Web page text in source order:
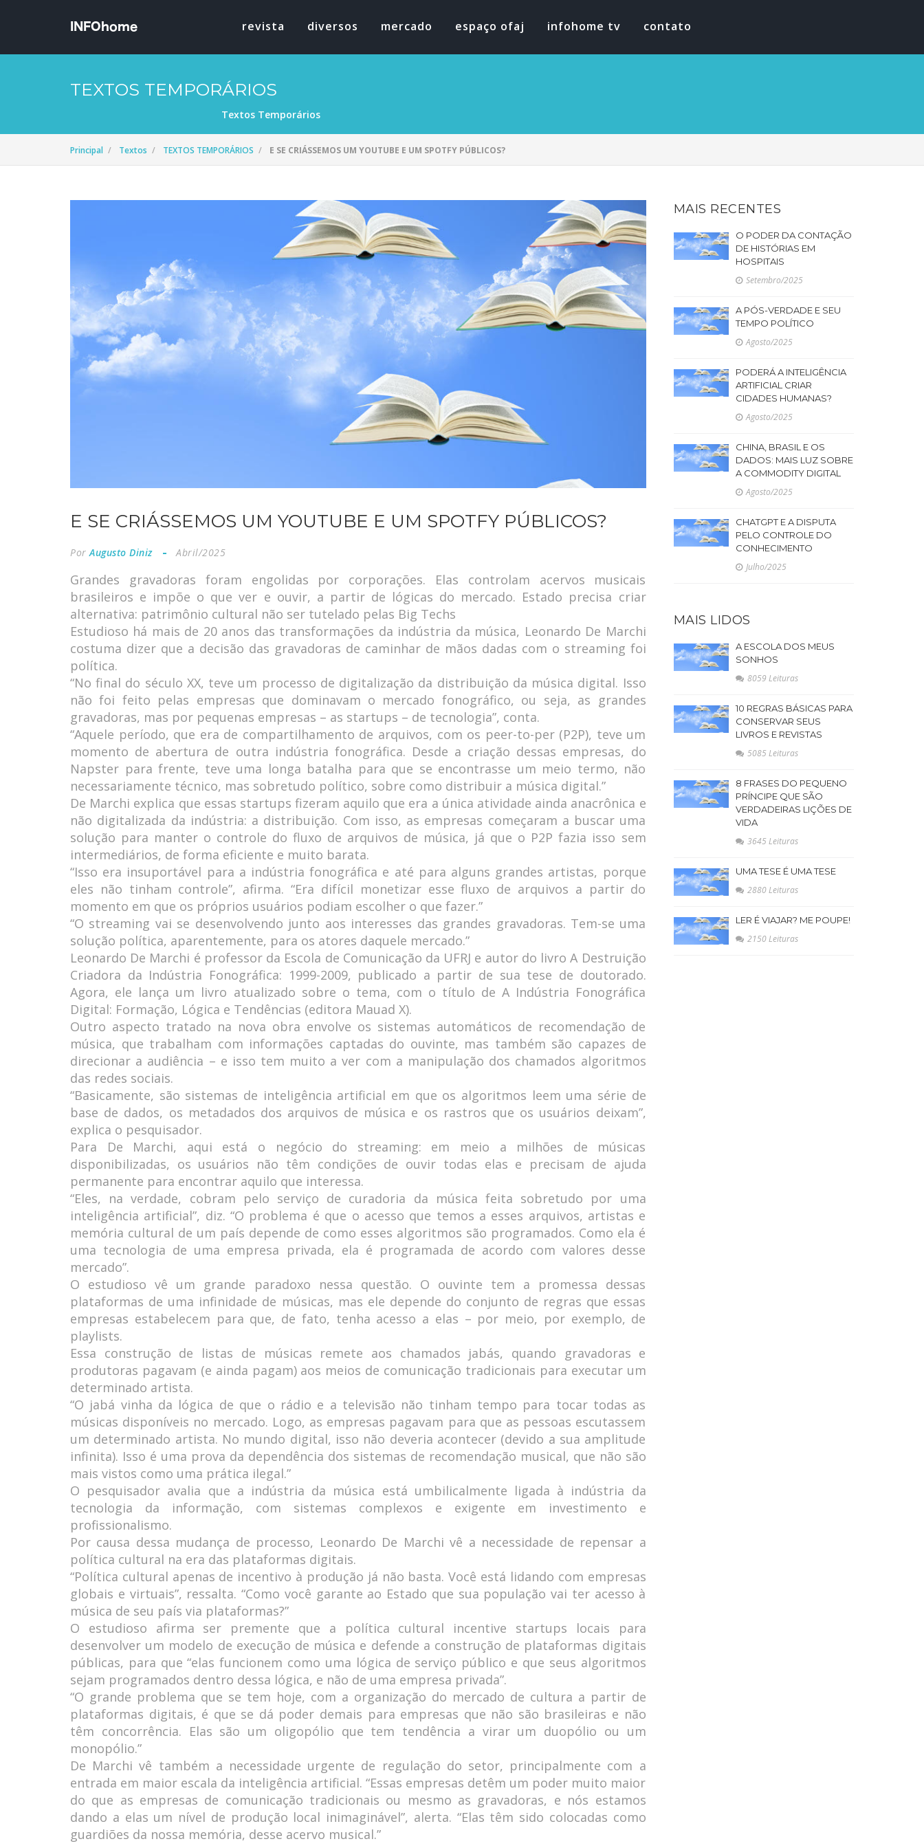
revista diversos mercado espaço ofaj infohome tv contato
TEXTOS TEMPORÁRIOS
Textos Temporários
Principal Textos TEXTOS TEMPORÁRIOS E SE CRIÁSSEMOS UM YOUTUBE E UM SPOTFY PÚBLICOS?
E SE CRIÁSSEMOS UM YOUTUBE E UM SPOTFY PÚBLICOS?
Por Augusto Diniz Abril/2025
Grandes gravadoras foram engolidas por corporações. Elas controlam acervos musicais
brasileiros e impõe o que ver e ouvir, a partir de lógicas do mercado. Estado precisa criar
alternativa: patrimônio cultural não ser tutelado pelas Big Techs
Estudioso há mais de 20 anos das transformações da indústria da música, Leonardo De Marchi
costuma dizer que a decisão das gravadoras de caminhar de mãos dadas com o streaming foi
política.
“No final do século XX, teve um processo de digitalização da distribuição da música digital. Isso
não foi feito pelas empresas que dominavam o mercado fonográfico, ou seja, as grandes
gravadoras, mas por pequenas empresas – as startups – de tecnologia”, conta.
“Aquele período, que era de compartilhamento de arquivos, com os peer-to-per (P2P), teve um
momento de abertura de outra indústria fonográfica. Desde a criação dessas empresas, do
Napster para frente, teve uma longa batalha para que se encontrasse um meio termo, não
necessariamente técnico, mas sobretudo político, sobre como distribuir a música digital.”
De Marchi explica que essas startups fizeram aquilo que era a única atividade ainda anacrônica e
não digitalizada da indústria: a distribuição. Com isso, as empresas começaram a buscar uma
solução para manter o controle do fluxo de arquivos de música, já que o P2P fazia isso sem
intermediários, de forma eficiente e muito barata.
“Isso era insuportável para a indústria fonográfica e até para alguns grandes artistas, porque
eles não tinham controle”, afirma. “Era difícil monetizar esse fluxo de arquivos a partir do
momento em que os próprios usuários podiam escolher o que fazer.”
“O streaming vai se desenvolvendo junto aos interesses das grandes gravadoras. Tem-se uma
solução política, aparentemente, para os atores daquele mercado.”
Leonardo De Marchi é professor da Escola de Comunicação da UFRJ e autor do livro A Destruição
Criadora da Indústria Fonográfica: 1999-2009, publicado a partir de sua tese de doutorado.
Agora, ele lança um livro atualizado sobre o tema, com o título de A Indústria Fonográfica
Digital: Formação, Lógica e Tendências (editora Mauad X).
Outro aspecto tratado na nova obra envolve os sistemas automáticos de recomendação de
música, que trabalham com informações captadas do ouvinte, mas também são capazes de
direcionar a audiência – e isso tem muito a ver com a manipulação dos chamados algoritmos
das redes sociais.
“Basicamente, são sistemas de inteligência artificial em que os algoritmos leem uma série de
base de dados, os metadados dos arquivos de música e os rastros que os usuários deixam”,
explica o pesquisador.
Para De Marchi, aqui está o negócio do streaming: em meio a milhões de músicas
disponibilizadas, os usuários não têm condições de ouvir todas elas e precisam de ajuda
permanente para encontrar aquilo que interessa.
“Eles, na verdade, cobram pelo serviço de curadoria da música feita sobretudo por uma
inteligência artificial”, diz. “O problema é que o acesso que temos a esses arquivos, artistas e
memória cultural de um país depende de como esses algoritmos são programados. Como ela é
uma tecnologia de uma empresa privada, ela é programada de acordo com valores desse
mercado”.
O estudioso vê um grande paradoxo nessa questão. O ouvinte tem a promessa dessas
plataformas de uma infinidade de músicas, mas ele depende do conjunto de regras que essas
empresas estabelecem para que, de fato, tenha acesso a elas – por meio, por exemplo, de
playlists.
Essa construção de listas de músicas remete aos chamados jabás, quando gravadoras e
produtoras pagavam (e ainda pagam) aos meios de comunicação tradicionais para executar um
determinado artista.
“O jabá vinha da lógica de que o rádio e a televisão não tinham tempo para tocar todas as
músicas disponíveis no mercado. Logo, as empresas pagavam para que as pessoas escutassem
um determinado artista. No mundo digital, isso não deveria acontecer (devido a sua amplitude
infinita). Isso é uma prova da dependência dos sistemas de recomendação musical, que não são
mais vistos como uma prática ilegal.”
O pesquisador avalia que a indústria da música está umbilicalmente ligada à indústria da
tecnologia da informação, com sistemas complexos e exigente em investimento e
profissionalismo.
Por causa dessa mudança de processo, Leonardo De Marchi vê a necessidade de repensar a
política cultural na era das plataformas digitais.
“Política cultural apenas de incentivo à produção já não basta. Você está lidando com empresas
globais e virtuais”, ressalta. “Como você garante ao Estado que sua população vai ter acesso à
música de seu país via plataformas?”
O estudioso afirma ser premente que a política cultural incentive startups locais para
desenvolver um modelo de execução de música e defende a construção de plataformas digitais
públicas, para que “elas funcionem como uma lógica de serviço público e que seus algoritmos
sejam programados dentro dessa lógica, e não de uma empresa privada”.
“O grande problema que se tem hoje, com a organização do mercado de cultura a partir de
plataformas digitais, é que se dá poder demais para empresas que não são brasileiras e não
têm concorrência. Elas são um oligopólio que tem tendência a virar um duopólio ou um
monopólio.”
De Marchi vê também a necessidade urgente de regulação do setor, principalmente com a
entrada em maior escala da inteligência artificial. “Essas empresas detêm um poder muito maior
do que as empresas de comunicação tradicionais ou mesmo as gravadoras, e nós estamos
dando a elas um nível de produção local inimaginável”, alerta. “Elas têm sido colocadas como
guardiões da nossa memória, desse acervo musical.”
MAIS RECENTES
O PODER DA CONTAÇÃO
DE HISTÓRIAS EM
HOSPITAIS
Setembro/2025
A PÓS-VERDADE E SEU
TEMPO POLÍTICO
Agosto/2025
PODERÁ A INTELIGÊNCIA
ARTIFICIAL CRIAR
CIDADES HUMANAS?
Agosto/2025
CHINA, BRASIL E OS
DADOS: MAIS LUZ SOBRE
A COMMODITY DIGITAL
Agosto/2025
CHATGPT E A DISPUTA
PELO CONTROLE DO
CONHECIMENTO
Julho/2025
MAIS LIDOS
A ESCOLA DOS MEUS
SONHOS
8059 Leituras
10 REGRAS BÁSICAS PARA
CONSERVAR SEUS
LIVROS E REVISTAS
5085 Leituras
8 FRASES DO PEQUENO
PRÍNCIPE QUE SÃO
VERDADEIRAS LIÇÕES DE
VIDA
3645 Leituras
UMA TESE É UMA TESE
2880 Leituras
LER É VIAJAR? ME POUPE!
2150 Leituras